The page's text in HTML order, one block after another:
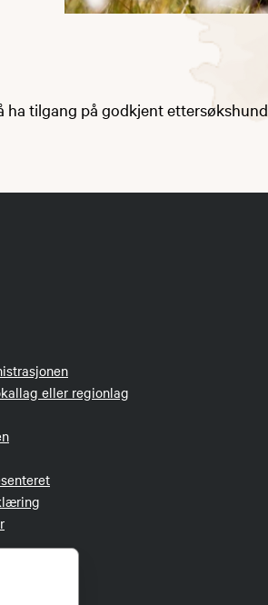
ha tilgang på godkjent
eller regionlag